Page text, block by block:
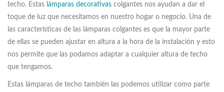
techo. Estas lámparas decorativas colgantes nos ayudan a dar el
toque de luz que necesitamos en nuestro hogar o negocio. Una de
las características de las lámparas colgantes es que la mayor parte
de ellas se pueden ajustar en altura a la hora de la instalación y esto
nos permite que las podamos adaptar a cualquier altura de techo
que tengamos.
Estas lámparas de techo también las podemos utilizar como parte